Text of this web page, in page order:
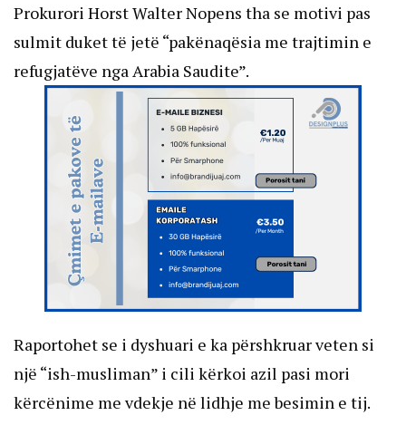
Prokurori Horst Walter Nopens tha se motivi pas
sulmit duket të jetë “pakënaqësia me trajtimin e
refugjatëve nga Arabia Saudite”.
Raportohet se i dyshuari e ka përshkruar veten si
një “ish-musliman” i cili kërkoi azil pasi mori
kërcënime me vdekje në lidhje me besimin e tij.